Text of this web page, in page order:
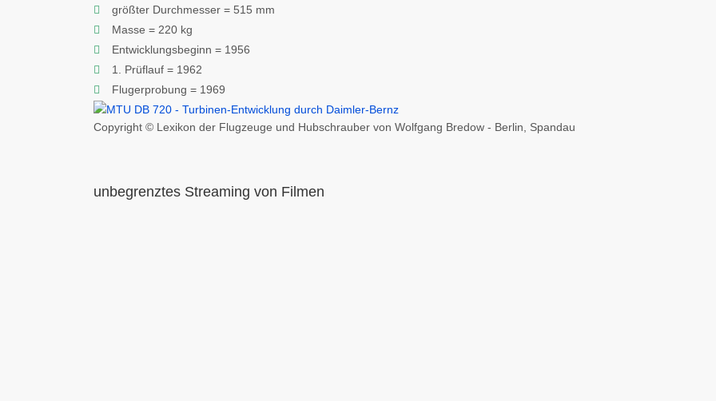
größter Durchmesser = 515 mm
Masse = 220 kg
Entwicklungsbeginn = 1956
1. Prüflauf = 1962
Flugerprobung = 1969
Copyright © Lexikon der Flugzeuge und Hubschrauber von Wolfgang Bredow - Berlin, Spandau
unbegrenztes Streaming von Filmen